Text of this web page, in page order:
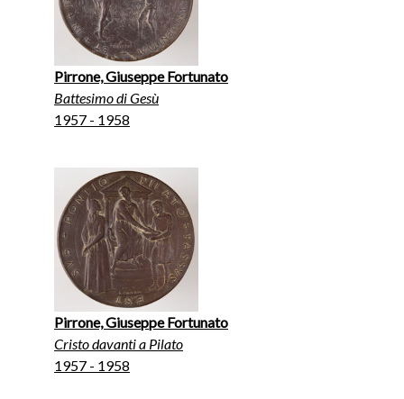
Pirrone, Giuseppe Fortunato
Battesimo di Gesù
1957 - 1958
Pirrone, Giuseppe Fortunato
Cristo davanti a Pilato
1957 - 1958